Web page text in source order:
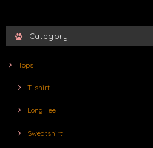
Category
Tops
T-shirt
Long Tee
Sweatshirt